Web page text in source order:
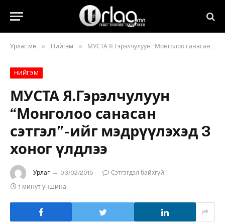
Урлаг.мн » Нийгэм » МУСТА Я.Гэрэлчулуун “Монголоо санасан сэтгэл”-ийг мэдрүүлэхэд 3 хоног үлдлээ
НИЙГЭМ
МУСТА Я.Гэрэлчулуун
“Монголоо санасан
сэтгэл”-ийг мэдрүүлэхэд 3
хоног үлдлээ
Урлаг 03/02/2015
Сэтгэгдэл байхгүй
1 минут уншина